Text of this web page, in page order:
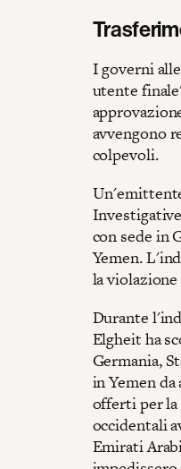
I governi
utente
avvengono
colpevoli.
con sede in
Yemen.
la
Durante
Elgheit ha
Germania,
in Yemen
offerti per la
occidentali
Emirati